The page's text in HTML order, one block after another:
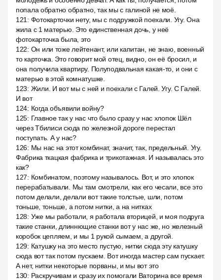
попала обратно обратно, так мы с галиной не моё.
121 : Фотокарточки нету, мы с подружкой поехали. Угу. Она
жила с 1 матерью. Это единственная дочь, у неё
фотокарточка была, это
122: Он или тоже лейтенант, или капитан, не знаю, военный
то карточка. Это говорит мой отец, видно, он её бросил, и
она получила квартиру. Полуподвальная какая-то, и они с
матерью в этой комнатушке.
123: Жили. И вот мы с ней и поехали с Галей. Угу. С Галей.
И вот
124: Когда объявили войну?
125: Главное так у нас что было сразу у нас хлопок Шёл
через Тбилиси сюда по железной дороге перестал
поступать. А у нас?
126: Мы нас на этот комбинат, значит, так, предельный. Угу.
Фабрика ткацкая фабрика и трикотажная. И называлась это
как?
127: Комбинатом, поэтому называлось. Вот, и это хлопок
перерабатывали. Мы там смотрели, как его чесали, все это
потом делали, делали вот такие толстые, шли, потом
тоньше, тоньше, а потом нитки, а на нитках
128: Уже мы работали, я работала вторицей, и моя подруга
такие станки, длиннющие станки вот у нас же, но железный
коробок цепляем, и мы 1 рукой сымаем, а другой.
129: Катушку на это место пустую, нитки сюда эту катушку
сюда вот так потом пускаем. Вот иногда мастер сам пускает.
А нет, нитки некоторые порваны, и мы вот это
130: Раскручивам и сразу их помогали Ваторина все время